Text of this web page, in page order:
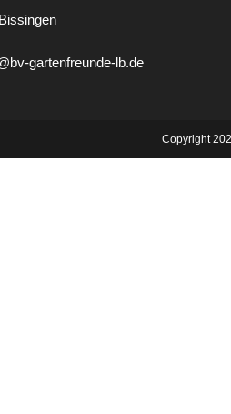
gartenfreunde-lb.de
Copyright